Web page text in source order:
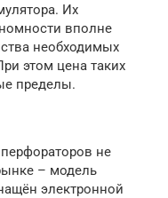
Их
вполне
необходимых
этом цена таких
пределы.
не
– модель
электронной